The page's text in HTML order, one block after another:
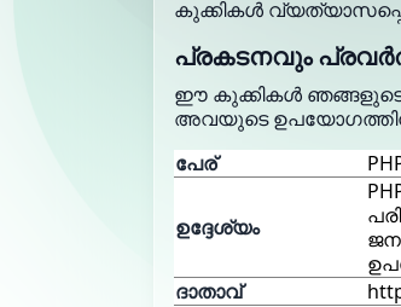
കുക്കികൾ
പ്രകടനവും
ഈ കുക്കികൾ ഞങ്ങളുടെ
അവയുടെ
പേര്
ഉദ്ദേശ്യം
ദാതാവ്